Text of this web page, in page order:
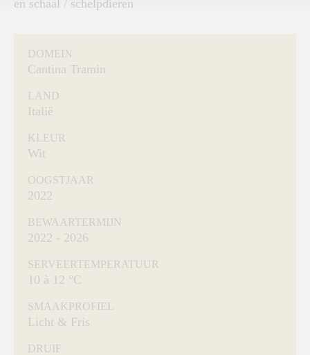
en schaal / schelpdieren
DOMEIN
Cantina Tramin
LAND
Italië
KLEUR
Wit
OOGSTJAAR
2022
BEWAARTERMIJN
2022 - 2026
SERVEERTEMPERATUUR
10 à 12 °C
SMAAKPROFIEL
Licht & Fris
DRUIF